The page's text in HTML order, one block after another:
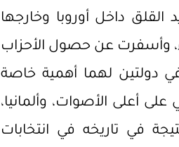
داخل أوروبا وخارجها
وأسفرت عن حصول الأحزاب
دولتين لهما أهمية خاصة
أعلى الأصوات، وألمانيا،
في تاريخه في انتخابات